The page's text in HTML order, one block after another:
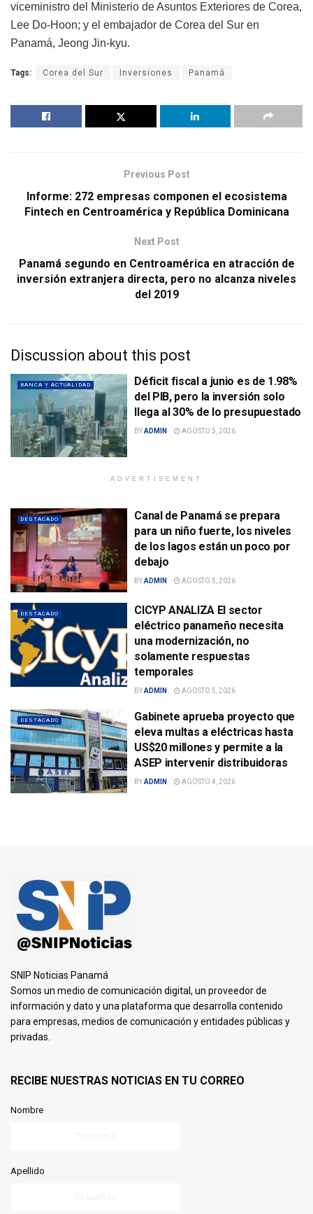
viceministro del Ministerio de Asuntos Exteriores de Corea,
Lee Do-Hoon; y el embajador de Corea del Sur en
Panamá, Jeong Jin-kyu.
Tags: Corea del Sur Inversiones Panamá
Previous Post
Informe: 272 empresas componen el ecosistema
Fintech en Centroamérica y República Dominicana
Next Post
Panamá segundo en Centroamérica en atracción de
inversión extranjera directa, pero no alcanza niveles
del 2019
Discussion about this post
BANCA Y ACTUALIDAD
Déficit fiscal a junio es de 1.98%
del PIB, pero la inversión solo
llega al 30% de lo presupuestado
BYADMIN AGOSTO 5, 2026
ADVERTISEMENT
DESTACADO
Canal de Panamá se prepara
para un niño fuerte, los niveles
de los lagos están un poco por
debajo
BYADMIN AGOSTO 5, 2026
DESTACADO
CICYP ANALIZA El sector
eléctrico panameño necesita
una modernización, no
solamente respuestas
temporales
BYADMIN AGOSTO 5, 2026
DESTACADO
Gabinete aprueba proyecto que
eleva multas a eléctricas hasta
US$20 millones y permite a la
ASEP intervenir distribuidoras
BYADMIN AGOSTO 4, 2026
SNIP Noticias Panamá
Somos un medio de comunicación digital, un proveedor de
información y dato y una plataforma que desarrolla contenido
para empresas, medios de comunicación y entidades públicas y
privadas.
RECIBE NUESTRAS NOTICIAS EN TU CORREO
Nombre
Apellido